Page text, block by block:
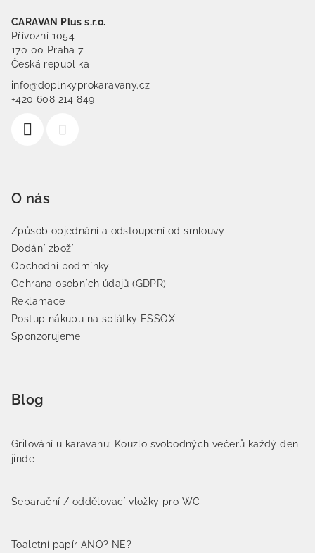
CARAVAN Plus s.r.o.
Přívozní 1054
170 00 Praha 7
Česká republika
info@doplnkyprokaravany.cz
+420 608 214 849
O nás
Způsob objednání a odstoupení od smlouvy
Dodání zboží
Obchodní podmínky
Ochrana osobních údajů (GDPR)
Reklamace
Postup nákupu na splátky ESSOX
Sponzorujeme
Blog
Grilování u karavanu: Kouzlo svobodných večerů každý den
jinde
Separační / oddělovací vložky pro WC
Toaletní papír ANO? NE?